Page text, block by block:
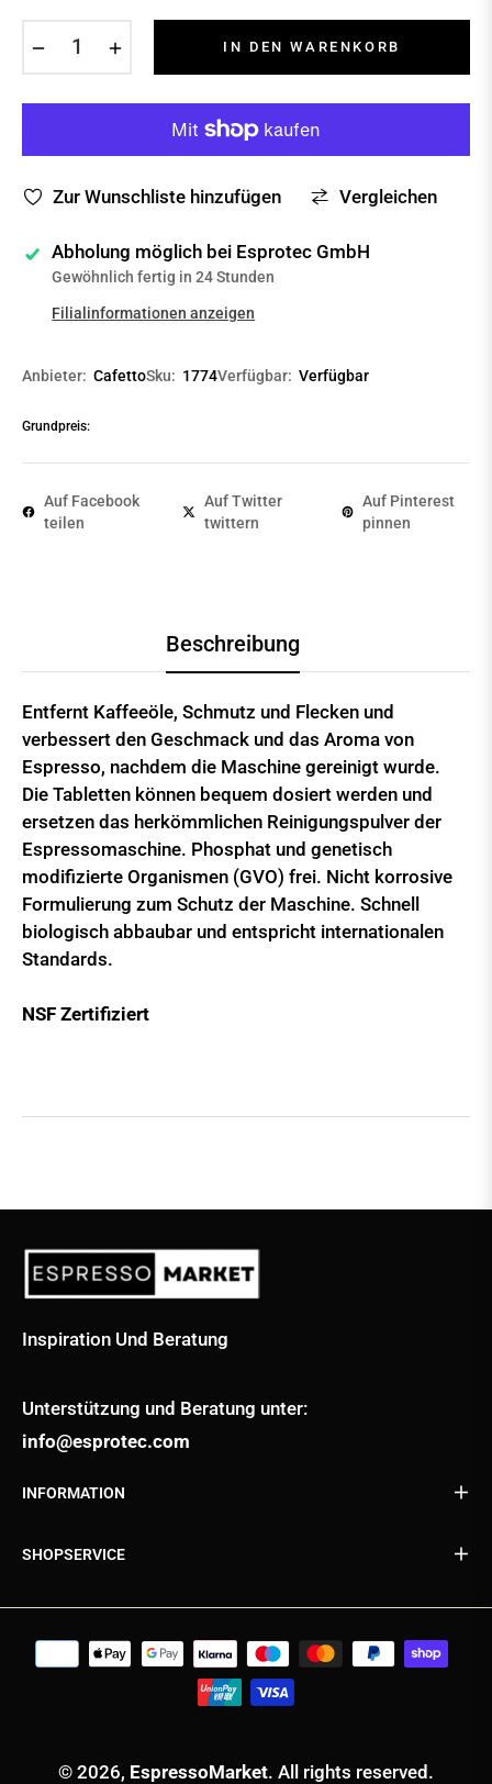
IN DEN WARENKORB
Zur Wunschliste hinzufügen Vergleichen
Abholung möglich bei Esprotec GmbH
Gewöhnlich fertig in 24 Stunden
Filialinformationen anzeigen
Anbieter: CafettoSku: 1774Verfügbar: Verfügbar
Grundpreis:
Auf Facebook
teilen
Auf Twitter
twittern
Auf Pinterest
pinnen
Beschreibung
Entfernt Kaffeeöle, Schmutz und Flecken und
verbessert den Geschmack und das Aroma von
Espresso, nachdem die Maschine gereinigt wurde.
Die Tabletten können bequem dosiert werden und
ersetzen das herkömmlichen Reinigungspulver der
Espressomaschine. Phosphat und genetisch
modifizierte Organismen (GVO) frei. Nicht korrosive
Formulierung zum Schutz der Maschine. Schnell
biologisch abbaubar und entspricht internationalen
Standards.
NSF Zertifiziert
Inspiration Und Beratung
Unterstützung und Beratung unter:
info@esprotec.com
INFORMATION
SHOPSERVICE
© 2026, EspressoMarket. All rights reserved.